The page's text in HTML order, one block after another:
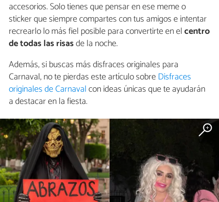
accesorios. Solo tienes que pensar en ese meme o
sticker que siempre compartes con tus amigos e intentar
recrearlo lo más fiel posible para convertirte en elcentro
de todas las risasde la noche.
Además, si buscas más disfraces originales para
Carnaval, no te pierdas este artículo sobreDisfraces
originales de Carnavalcon ideas únicas que te ayudarán
a destacar en la fiesta.